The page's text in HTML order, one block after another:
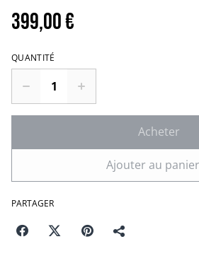
399,00 €
QUANTITÉ
Acheter
Ajouter au panier
PARTAGER